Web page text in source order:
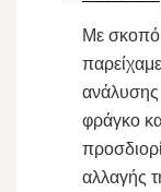
Με σκοπό
ανάλυσης
φράγκο
αλλαγής